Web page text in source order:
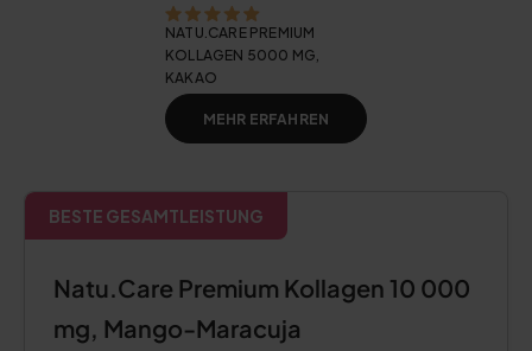
NATU.CARE PREMIUM
KOLLAGEN 5000 MG,
KAKAO
MEHR ERFAHREN
BESTE GESAMTLEISTUNG
Natu.Care Premium Kollagen 10 000
mg, Mango-Maracuja